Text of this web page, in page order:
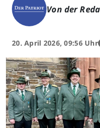
Von der
20. April 2026, 09:56 Uhr